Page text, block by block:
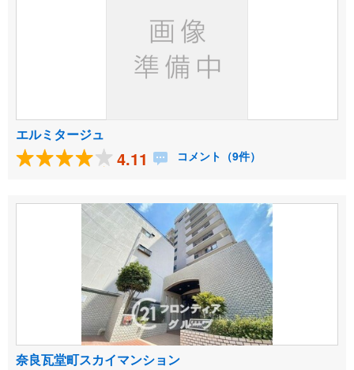
エルミタージュ
4.11 コメント（9件）
奈良瓦堂町スカイマンション